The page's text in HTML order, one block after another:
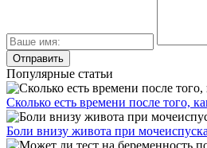
Популярные статьи
Сколько есть времени после того,
Боли внизу живота при